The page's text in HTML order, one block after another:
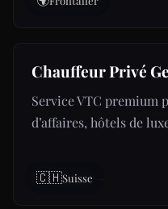
🇨🇭Suisse
Chauffeur Privé
Service VTC premium
d’affaires, hôtels de
Découvrir →